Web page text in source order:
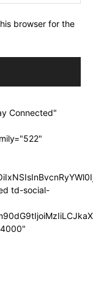
browser for the
Connected"
td-social-